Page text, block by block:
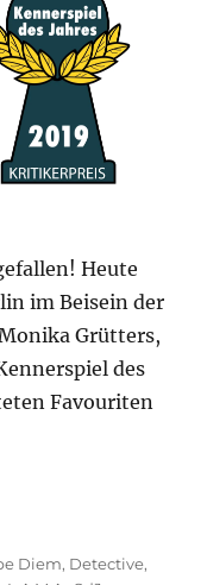
Heute
im Beisein der
Grütters,
des
Favouriten
2019“
Diem, Detective,